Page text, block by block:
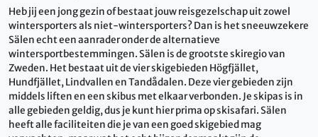
Heb jij een jong gezin of bestaat jouw reisgezelschap uit zowel
wintersporters als niet-wintersporters? Dan is het sneeuwzekere
Sälen echt een aanrader onder de alternatieve
wintersportbestemmingen. Sälen is de grootste skiregio van
Zweden. Het bestaat uit de vier skigebieden Högfjället,
Hundfjället, Lindvallen en Tandådalen. Deze vier gebieden zijn
middels liften en een skibus met elkaar verbonden. Je skipas is in
alle gebieden geldig, dus je kunt hier prima op skisafari. Sälen
heeft alle faciliteiten die je van een goed skigebied mag